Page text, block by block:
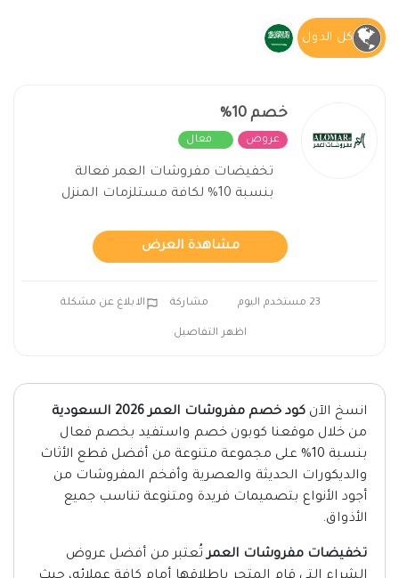
كل الدول
خصم 10%
عروض فعال
تخفيضات مفروشات العمر فعالة
بنسبة 10% لكافة مستلزمات المنزل
مشاهدة العرض
23 مستخدم اليوم مشاركة الابلاغ عن مشكلة
اظهر التفاصيل
انسخ الآن كود خصم مفروشات العمر 2026 السعودية
من خلال موقعنا كوبون خصم واستفيد بخصم فعال
بنسبة 10% على مجموعة متنوعة من أفضل قطع الأثاث
والديكورات الحديثة والعصرية وأفخم المفروشات من
أجود الأنواع بتصميمات فريدة ومتنوعة تناسب جميع
الأذواق.
تخفيضات مفروشات العمرتُعتبر من أفضل عروض